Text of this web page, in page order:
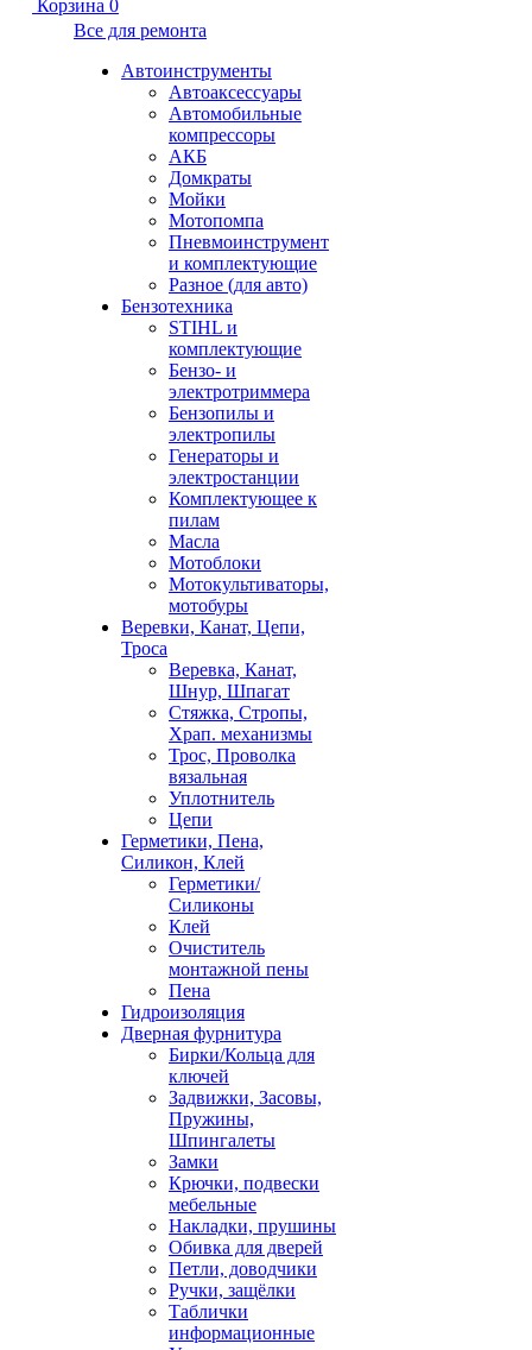
Корзина 0
Все для ремонта
Автоинструменты
Автоаксессуары
Автомобильные
компрессоры
АКБ
Домкраты
Мойки
Мотопомпа
Пневмоинструмент
и комплектующие
Разное (для авто)
Бензотехника
STIHL и
комплектующие
Бензо- и
электротриммера
Бензопилы и
электропилы
Генераторы и
электростанции
Комплектующее к
пилам
Масла
Мотоблоки
Мотокультиваторы,
мотобуры
Веревки, Канат, Цепи,
Троса
Веревка, Канат,
Шнур, Шпагат
Стяжка, Стропы,
Храп. механизмы
Трос, Проволка
вязальная
Уплотнитель
Цепи
Герметики, Пена,
Силикон, Клей
Герметики/
Силиконы
Клей
Очиститель
монтажной пены
Пена
Гидроизоляция
Дверная фурнитура
Бирки/Кольца для
ключей
Задвижки, Засовы,
Пружины,
Шпингалеты
Замки
Крючки, подвески
мебельные
Накладки, прушины
Обивка для дверей
Петли, доводчики
Ручки, защёлки
Таблички
информационные